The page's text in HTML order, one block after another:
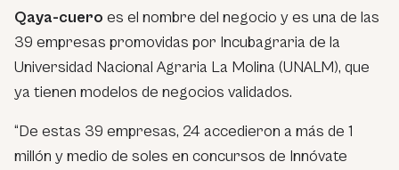
Qaya-cuero es el nombre del negocio y es una de las
39 empresas promovidas por Incubagraria de la
Universidad Nacional Agraria La Molina (UNALM), que
ya tienen modelos de negocios validados.
“De estas 39 empresas, 24 accedieron a más de 1
millón y medio de soles en concursos de Innóvate